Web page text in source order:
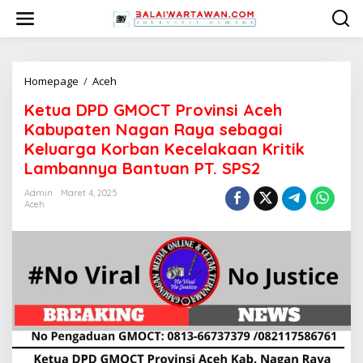
w
Homepage / Aceh
t
u
a
D
P
r
v
i
n
s
Ketua DPD GMOCT Provinsi Aceh
Kabupaten Nagan Raya sebagai
Keluarga Korban Kecelakaan Kritik
Lambannya Bantuan PT. SPS2
Admin
Maret 4, 2025
Aceh